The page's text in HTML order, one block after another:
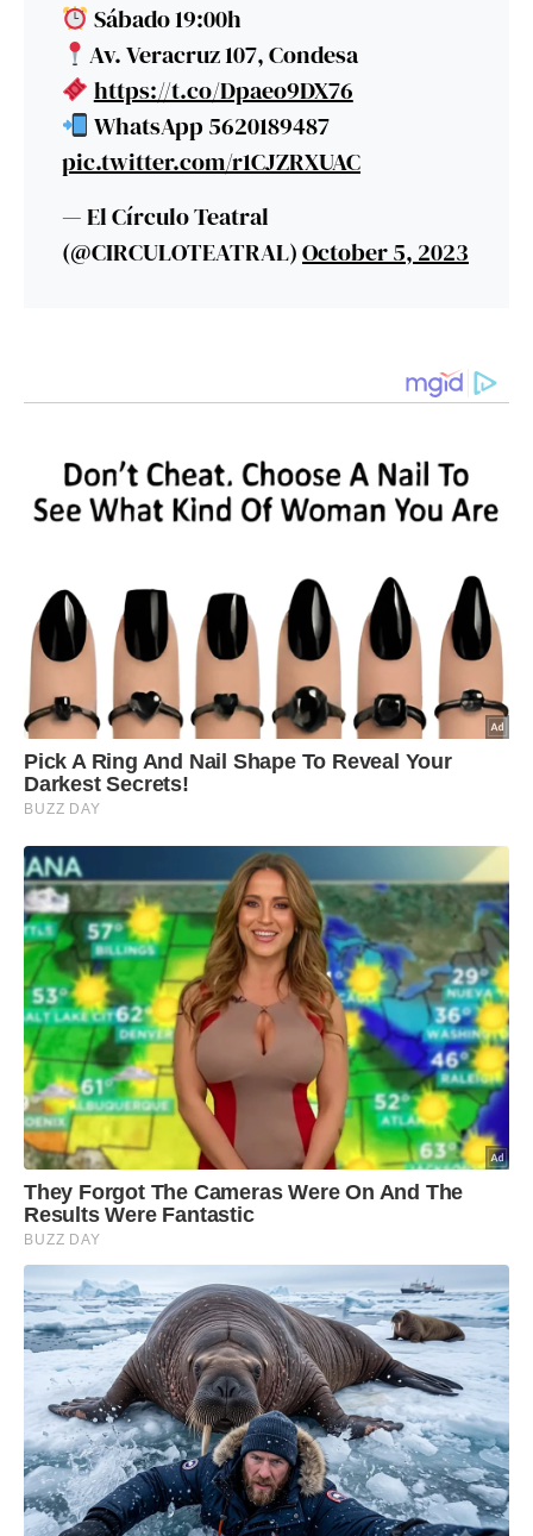
Sábado 19:00h
Av. Veracruz 107, Condesa
https://t.co/Dpaeo9DX76
WhatsApp 5620189487
pic.twitter.com/r1CJZRXUAC
— El Círculo Teatral
(@CIRCULOTEATRAL)October 5, 2023